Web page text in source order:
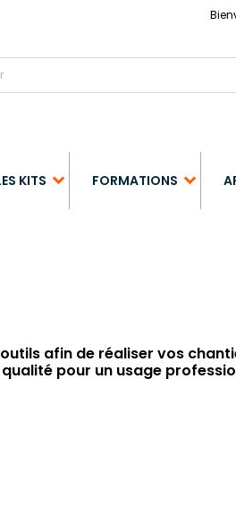
KITS FORMATIONS
afin de réaliser vos
pour un usage